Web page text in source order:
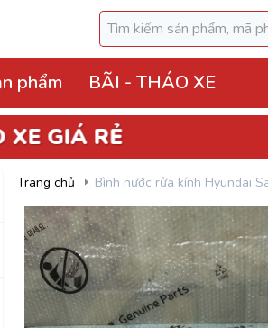
phẩm
sản phẩm
tùng Bãi - Tháo Xe
điện, hộp cầu trì, Hộp túi khí
ABS Bãi Tháo Xe
BCM, Body, SMK
BÃI - THÁO XE
Trang chủ Bình nước rửa kính Hyundai